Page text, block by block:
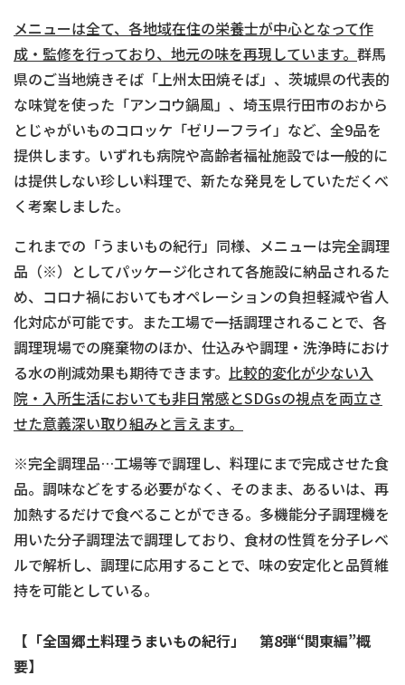
メニューは全て、各地域在住の栄養士が中心となって作
成・監修を行っており、地元の味を再現しています。 群馬
県のご当地焼きそば「上州太田焼そば」、茨城県の代表的
な味覚を使った「アンコウ鍋風」、埼玉県行田市のおから
とじゃがいものコロッケ「ゼリーフライ」など、全9品を
提供します。いずれも病院や高齢者福祉施設では一般的に
は提供しない珍しい料理で、新たな発見をしていただくべ
く考案しました。
これまでの「うまいもの紀行」同様、メニューは完全調理
品（※）としてパッケージ化されて各施設に納品されるた
め、コロナ禍においてもオペレーションの負担軽減や省人
化対応が可能です。また工場で一括調理されることで、各
調理現場での廃棄物のほか、仕込みや調理・洗浄時におけ
る水の削減効果も期待できます。 比較的変化が少ない入
院・入所生活においても非日常感とSDGsの視点を両立さ
せた意義深い取り組みと言えます。
※完全調理品…工場等で調理し、料理にまで完成させた食
品。調味などをする必要がなく、そのまま、あるいは、再
加熱するだけで食べることができる。多機能分子調理機を
用いた分子調理法で調理しており、食材の性質を分子レベ
ルで解析し、調理に応用することで、味の安定化と品質維
持を可能としている。
【「全国郷土料理うまいもの紀行」 第8弾“関東編”概
要】